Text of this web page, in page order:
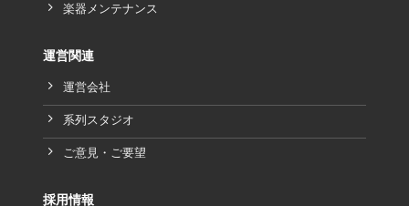
楽器メンテナンス
運営関連
運営会社
系列スタジオ
ご意見・ご要望
採用情報